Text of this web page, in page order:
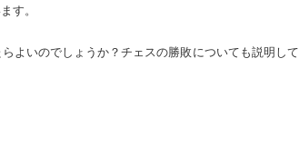
す。
よいのでしょうか？チェスの勝敗についても説明して